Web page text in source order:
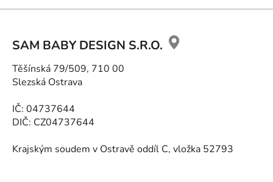
SAM BABY DESIGN S.R.O.
Těšínská 79/509, 710 00
Slezská Ostrava
IČ: 04737644
DIČ: CZ04737644
Krajským soudem v Ostravě oddíl C, vložka 52793